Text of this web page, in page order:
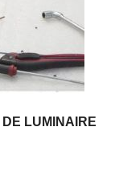
LUMINAIRE